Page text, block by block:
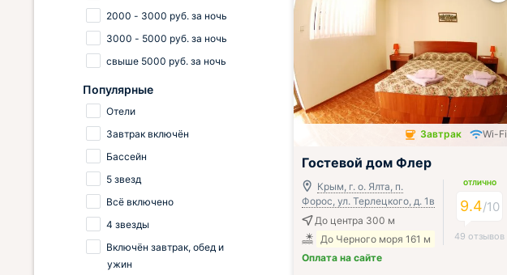
Завтрак включён
Завтрак Wi-Fi
Гостевой дом Флер
Крым, г. о. Ялта, п.
Форос, ул. Терлецкого, д. 1в
До центра 300 м
До Черного моря 161 м
Оплата на сайте
ОТЛИЧНО
9.4/10
49 отзывов
2000 - 3000 руб. за ночь
3000 - 5000 руб. за ночь
свыше 5000 руб. за ночь
Популярные
Отели
Завтрак включён
Бассейн
5 звезд
Всё включено
4 звезды
Включён завтрак, обед и
ужин